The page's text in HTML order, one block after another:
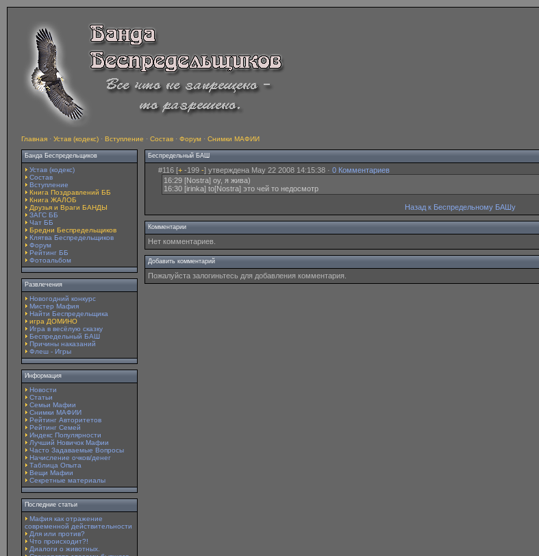
Главная · Устав (кодекс) · Вступление · Состав · Форум · Снимки МАФИИ
Банда Беспредельщиков
Устав (кодекс)
Состав
Вступление
Книга Поздравлений ББ
Книга ЖАЛОБ
Друзья и Враги БАНДЫ
ЗАГС ББ
Чат ББ
Бредни Беспредельщиков
Клятва Беспредельщиков
Форум
Рейтинг ББ
Фотоальбом
Развлечения
Новогодний конкурс
Мистер Мафия
Найти Беспредельщика
игра ДОМИНО
Игра в весёлую сказку
Беспредельный БАШ
Причины наказаний
Флеш - Игры
Информация
Новости
Статьи
Семьи Мафии
Снимки МАФИИ
Рейтинг Авторитетов
Рейтинг Семей
Индекс Популярности
Лучший Новичок Мафии
Часто Задаваемые Вопросы
Начисление очков/денег
Таблица Опыта
Вещи Мафии
Секретные материалы
Последние статьи
Мафия как отражение
современной действительности
Для или против?
Что происходит?!
Диалоги о животных.
Беспредельный БАШ
#116 [+ -199 -] утверждена May 22 2008 14:15:38 · 0 Комментариев
16:29 [Nostra] оу, я жива)
16:30 [irinka] to[Nostra] это чей то недосмотр
Назад к Беспредельному БАШу
Комментарии
Нет комментариев.
Добавить комментарий
Пожалуйста залогиньтесь для добавления комментария.